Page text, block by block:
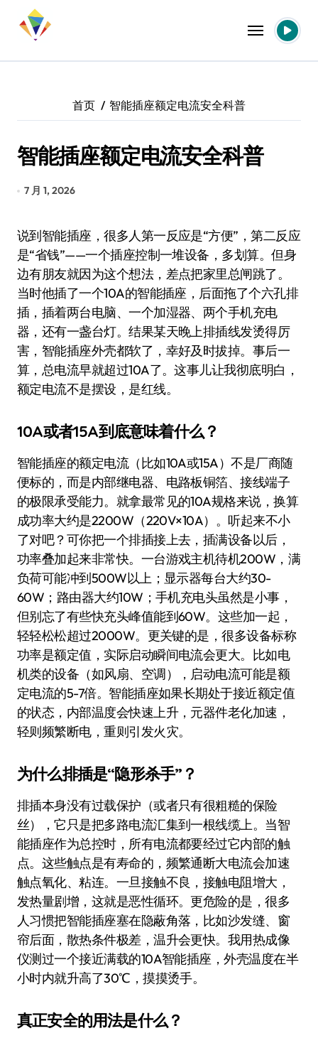
首页 智能插座额定电流安全科普
智能插座额定电流安全科普
7 月 1, 2026
说到智能插座，很多人第一反应是“方便”，第二反应
是“省钱”——一个插座控制一堆设备，多划算。但身
边有朋友就因为这个想法，差点把家里总闸跳了。
当时他插了一个10A的智能插座，后面拖了个六孔排
插，插着两台电脑、一个加湿器、两个手机充电
器，还有一盏台灯。结果某天晚上排插线发烫得厉
害，智能插座外壳都软了，幸好及时拔掉。事后一
算，总电流早就超过10A了。这事儿让我彻底明白，
额定电流不是摆设，是红线。
10A或者15A到底意味着什么？
智能插座的额定电流（比如10A或15A）不是厂商随
便标的，而是内部继电器、电路板铜箔、接线端子
的极限承受能力。就拿最常见的10A规格来说，换算
成功率大约是2200W（220V×10A）。听起来不小
了对吧？可你把一个排插接上去，插满设备以后，
功率叠加起来非常快。一台游戏主机待机200W，满
负荷可能冲到500W以上；显示器每台大约30-
60W；路由器大约10W；手机充电头虽然是小事，
但别忘了有些快充头峰值能到60W。这些加一起，
轻轻松松超过2000W。更关键的是，很多设备标称
功率是额定值，实际启动瞬间电流会更大。比如电
机类的设备（如风扇、空调），启动电流可能是额
定电流的5-7倍。智能插座如果长期处于接近额定值
的状态，内部温度会快速上升，元器件老化加速，
轻则频繁断电，重则引发火灾。
为什么排插是“隐形杀手”？
排插本身没有过载保护（或者只有很粗糙的保险
丝），它只是把多路电流汇集到一根线缆上。当智
能插座作为总控时，所有电流都要经过它内部的触
点。这些触点是有寿命的，频繁通断大电流会加速
触点氧化、粘连。一旦接触不良，接触电阻增大，
发热量剧增，这就是恶性循环。更危险的是，很多
人习惯把智能插座塞在隐蔽角落，比如沙发缝、窗
帘后面，散热条件极差，温升会更快。我用热成像
仪测过一个接近满载的10A智能插座，外壳温度在半
小时内就升高了30℃，摸摸烫手。
真正安全的用法是什么？